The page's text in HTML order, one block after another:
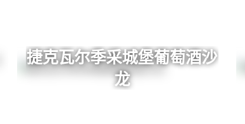
捷克瓦尔季采城堡葡萄酒沙
龙